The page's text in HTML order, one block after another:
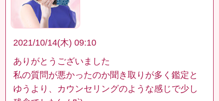
2021/10/14(木) 09:10
ありがとうございました
私の質問が悪かったのか聞き取りが多く鑑定と
ゆうより、カウンセリングのような感じで少し